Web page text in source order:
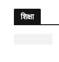
शिक्षा